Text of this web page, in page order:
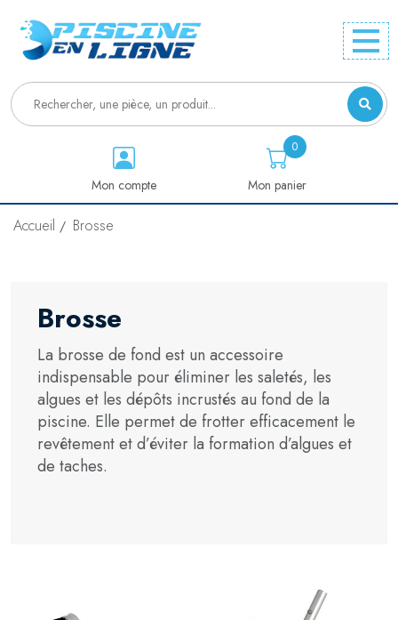
Mon compte Mon panier
0
Accueil Brosse
Brosse
La brosse de fond est un accessoire
indispensable pour éliminer les saletés, les
algues et les dépôts incrustés au fond de la
piscine. Elle permet de frotter efficacement le
revêtement et d’éviter la formation d’algues et
de taches.